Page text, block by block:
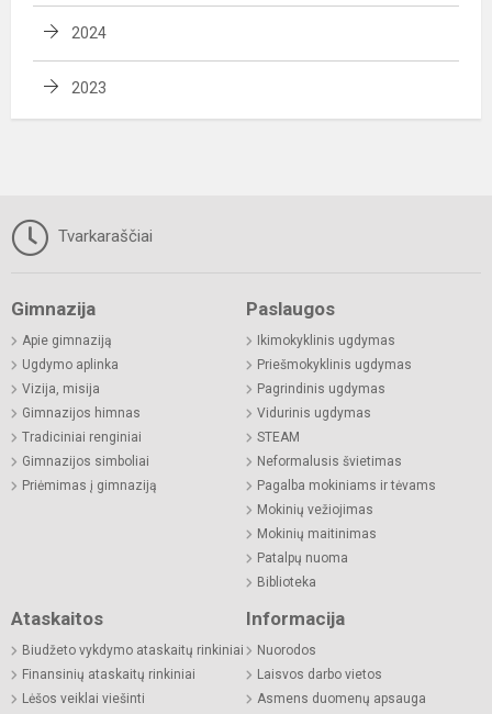
2024
2023
Tvarkaraščiai
Gimnazija
Apie gimnaziją
Ugdymo aplinka
Vizija, misija
Gimnazijos himnas
Tradiciniai renginiai
Gimnazijos simboliai
Priėmimas į gimnaziją
Paslaugos
Ikimokyklinis ugdymas
Priešmokyklinis ugdymas
Pagrindinis ugdymas
Vidurinis ugdymas
STEAM
Neformalusis švietimas
Pagalba mokiniams ir tėvams
Mokinių vežiojimas
Mokinių maitinimas
Patalpų nuoma
Biblioteka
Ataskaitos
Biudžeto vykdymo ataskaitų rinkiniai
Finansinių ataskaitų rinkiniai
Lėšos veiklai viešinti
Informacija
Nuorodos
Laisvos darbo vietos
Asmens duomenų apsauga